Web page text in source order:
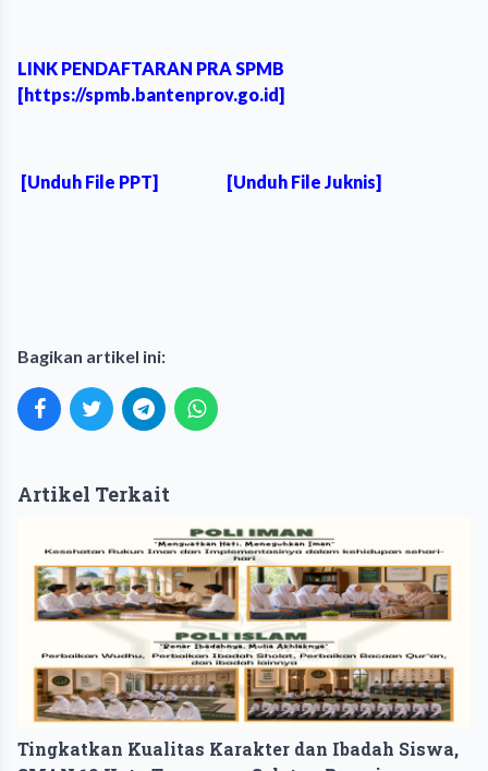
LINK PENDAFTARAN PRA SPMB
[https://spmb.bantenprov.go.id]
[Unduh File PPT] [Unduh File Juknis]
Bagikan artikel ini:
Artikel Terkait
Tingkatkan Kualitas Karakter dan Ibadah Siswa,